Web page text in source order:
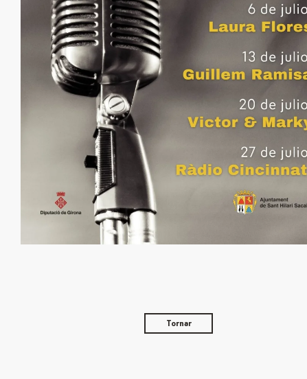
Tornar